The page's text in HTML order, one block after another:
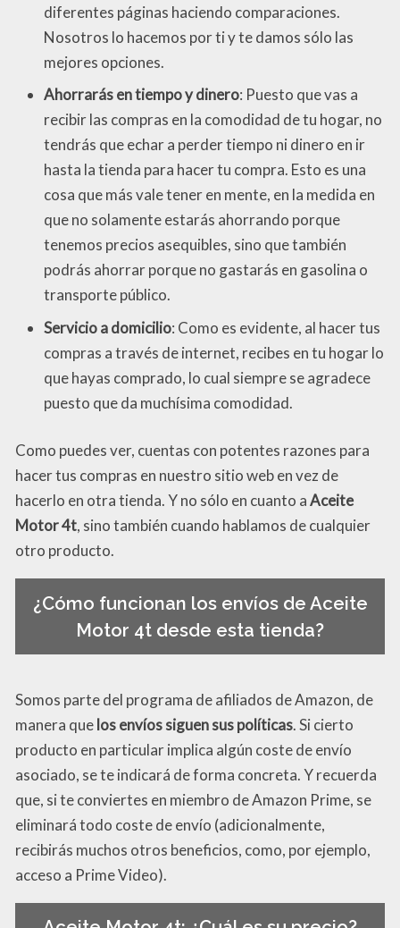
diferentes páginas haciendo comparaciones.
Nosotros lo hacemos por ti y te damos sólo las
mejores opciones.
Ahorrarás en tiempo y dinero: Puesto que vas a
recibir las compras en la comodidad de tu hogar, no
tendrás que echar a perder tiempo ni dinero en ir
hasta la tienda para hacer tu compra. Esto es una
cosa que más vale tener en mente, en la medida en
que no solamente estarás ahorrando porque
tenemos precios asequibles, sino que también
podrás ahorrar porque no gastarás en gasolina o
transporte público.
Servicio a domicilio: Como es evidente, al hacer tus
compras a través de internet, recibes en tu hogar lo
que hayas comprado, lo cual siempre se agradece
puesto que da muchísima comodidad.
Como puedes ver, cuentas con potentes razones para
hacer tus compras en nuestro sitio web en vez de
hacerlo en otra tienda. Y no sólo en cuanto aAceite
Motor 4t, sino también cuando hablamos de cualquier
otro producto.
¿Cómo funcionan los envíos de Aceite
Motor 4t desde esta tienda?
Somos parte del programa de afiliados de Amazon, de
manera quelos envíos siguen sus políticas. Si cierto
producto en particular implica algún coste de envío
asociado, se te indicará de forma concreta. Y recuerda
que, si te conviertes en miembro de Amazon Prime, se
eliminará todo coste de envío (adicionalmente,
recibirás muchos otros beneficios, como, por ejemplo,
acceso a Prime Video).